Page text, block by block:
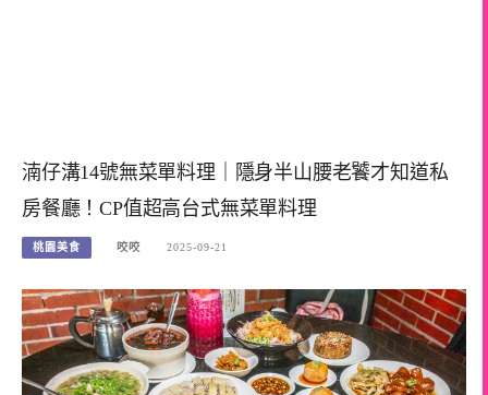
湳仔溝14號無菜單料理｜隱身半山腰老饕才知道私
房餐廳！CP值超高台式無菜單料理
桃園美食 咬咬 2025-09-21